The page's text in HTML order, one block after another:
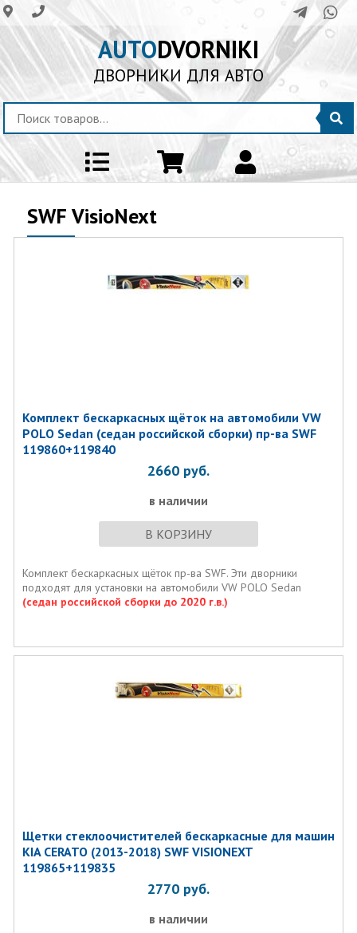
AUTODVORNIKI
ДВОРНИКИ ДЛЯ АВТО
SWF VisioNext
Комплект бескаркасных щёток на автомобили VW
POLO Sedan (седан российской сборки) пр-ва SWF
119860+119840
2660 руб.
в наличии
В КОРЗИНУ
Комплект бескаркасных щёток пр-ва SWF. Эти дворники
подходят для установки на автомобили VW POLO Sedan
(седан российской сборки до 2020 г.в.)
Щетки стеклоочистителей бескаркасные для машин
KIA CERATO (2013-2018) SWF VISIONEXT
119865+119835
2770 руб.
в наличии